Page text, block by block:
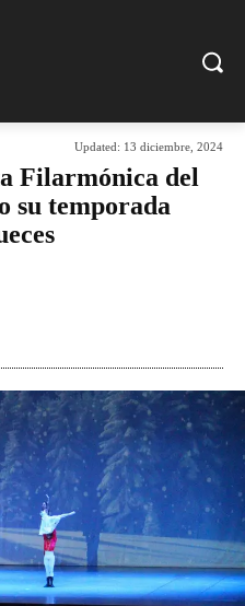
Updated: 13 diciembre, 2024
Filarmónica del
su temporada